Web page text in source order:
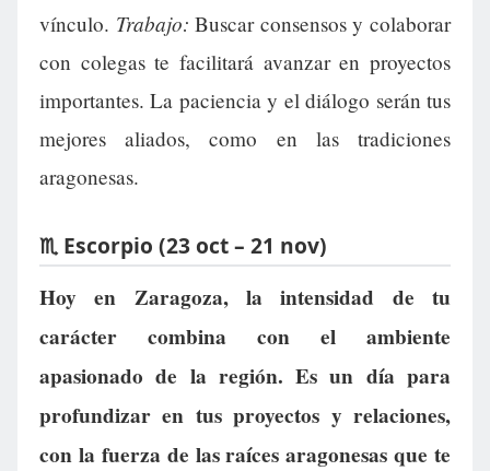
vínculo. Trabajo: Buscar consensos y colaborar
con colegas te facilitará avanzar en proyectos
importantes. La paciencia y el diálogo serán tus
mejores aliados, como en las tradiciones
aragonesas.
♏ Escorpio (23 oct – 21 nov)
Hoy en Zaragoza, la intensidad de tu
carácter combina con el ambiente
apasionado de la región. Es un día para
profundizar en tus proyectos y relaciones,
con la fuerza de las raíces aragonesas que te